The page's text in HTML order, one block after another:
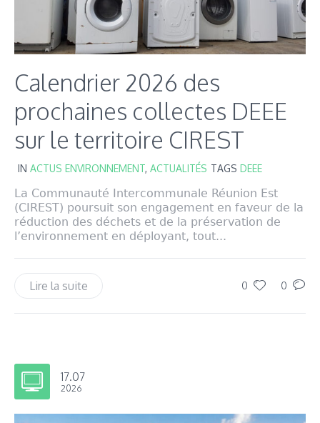
Calendrier 2026 des
prochaines collectes DEEE
sur le territoire CIREST
IN ACTUS ENVIRONNEMENT, ACTUALITÉS TAGS DEEE
La Communauté Intercommunale Réunion Est
(CIREST) poursuit son engagement en faveur de la
réduction des déchets et de la préservation de
l’environnement en déployant, tout...
0 0
Lire la suite
17.07
2026